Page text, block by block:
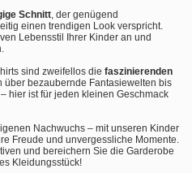
Schnitt , der genügend
einen trendigen Look verspricht.
Lebensstil Ihrer Kinder an und
sind zweifellos die faszinierenden
über bezaubernde Fantasiewelten bis
hier ist für jeden kleinen Geschmack
Nachwuchs – mit unseren Kinder
Freude und unvergessliche Momente.
und bereichern Sie die Garderobe
Kleidungsstück!